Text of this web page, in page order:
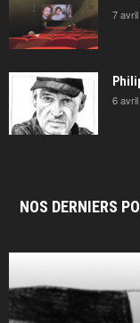
7
6
NOS DERNIERS